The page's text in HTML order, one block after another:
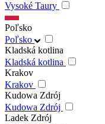
Vysoké Taury
Poľsko
Poľsko
Kladská kotlina
Kladská kotlina
Krakov
Krakov
Kudowa Zdrój
Kudowa Zdrój
Ladek Zdrój